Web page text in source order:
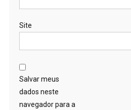
Site
Salvar meus
dados neste
navegador para a